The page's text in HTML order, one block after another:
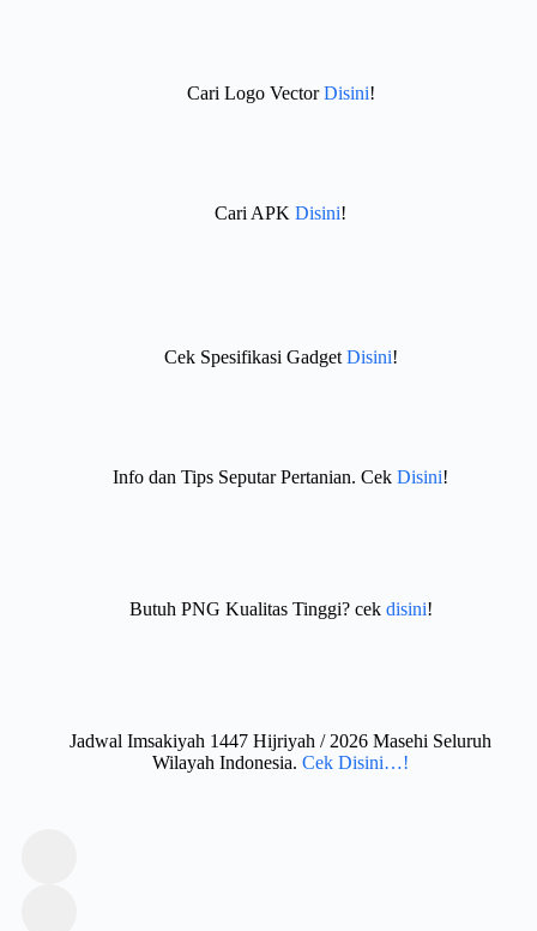
Cari Logo VectorDisini!
Cari APK Disini!
Cek Spesifikasi GadgetDisini!
Info dan Tips Seputar Pertanian. Cek Disini!
Butuh PNG Kualitas Tinggi? cek disini!
Jadwal Imsakiyah 1447 Hijriyah / 2026 Masehi Seluruh
Wilayah Indonesia. Cek Disini…!